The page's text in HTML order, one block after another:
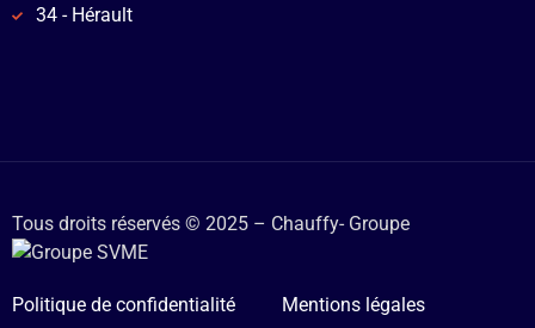
34 - Hérault
Tous droits réservés © 2025 – Chauffy- Groupe
Politique de confidentialité Mentions légales